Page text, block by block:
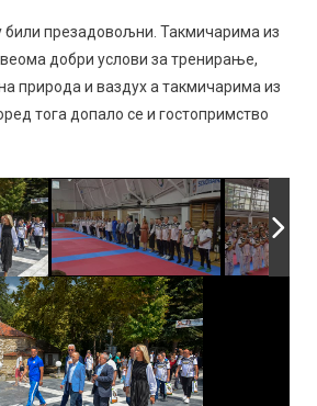
били презадовољни. Такмичарима из
добри услови за тренирање,
природа и ваздух а такмичарима из
тога допало се и гостопримство